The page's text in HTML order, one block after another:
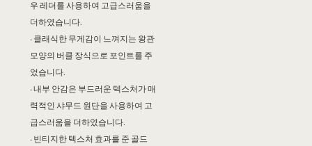
우 레더를 사용하여 고급스러움을
더하였습니다.
- 클래식한 무게감이 느껴지는 왕관
모양의 버클 장식으로 포인트를 주
었습니다.
- 내부 안감은 부드러운 텍스처가 매
력적인 샤무드 원단을 사용하여 고
급스러움을 더하였습니다.
- 빈티지한 텍스처 효과를 준 골드